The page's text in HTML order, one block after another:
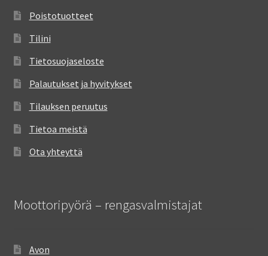
Poistotuotteet
Tilini
Tietosuojaseloste
Palautukset ja hyvitykset
Tilauksen peruutus
Tietoa meistä
Ota yhteyttä
Moottoripyörä – rengasvalmistajat
Avon